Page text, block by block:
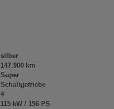
silber
147.900 km
Super
Schaltgetriebe
4
115 kW / 156 PS